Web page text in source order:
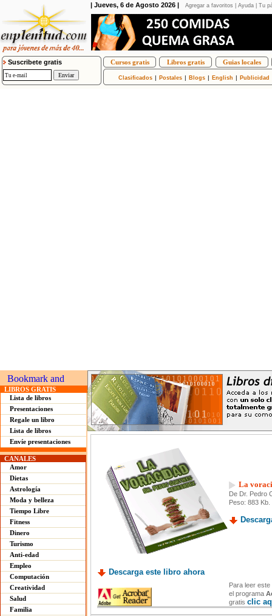
| Jueves, 6 de Agosto 2026 | Agregar a favoritos Ayuda Tu
Suscribete gratis Cursos gratis Libros gratis Guias locales
Clasificados | Postales | Blogs | English | Publicidad
LIBROS GRATIS
Lista de libros
Presentaciones
Regale un libro
Lista de libros
Envíe presentaciones
CANALES
Amor
Dietas
Astrología
Moda y belleza
Tiempo Libre
Fitness
Dinero
Turismo
Anti-edad
Empleo
Computación
Creatividad
Salud
Familia
La
De Dr. Pedro
Peso: 883 Kb.
Descarga este libro ahora
Para leer
el programa
gratis clic